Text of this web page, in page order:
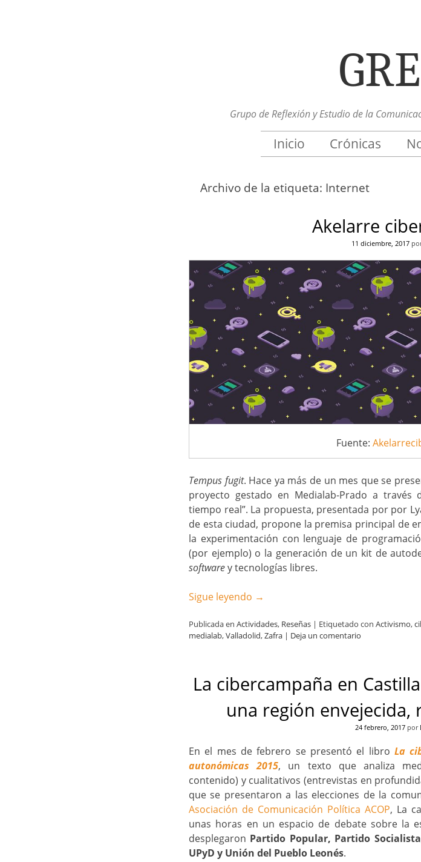
Grupo de Reflexión y Estudio de la
Inicio Crónicas
Archivo de la etiqueta: Internet
Akelarre
11 diciembre, 2017
Fuente:
Tempus fugit. Hace ya más de un mes que se
proyecto gestado en Medialab-Prado a través
tiempo real”. La propuesta, presentada por por
de esta ciudad, propone la premisa principal de
la experimentación con lenguaje de
(por ejemplo) o la generación de un kit de
softwarey tecnologías libres.
Sigue leyendo →
Publicada en Actividades, Reseñas | Etiquetado con Activismo,
medialab,Valladolid,Zafra | Deja un comentario
La cibercampaña en
una región
24 febrero, 2017 por
En el mes de febrero se presentó el libro La
autonómicas 2015, un texto que analiza
contenido) y cualitativos (entrevistas en
que se presentaron a las elecciones de la
Asociación de Comunicación Política ACOP, La
unas horas en un espacio de debate sobre la
desplegaron Partido Popular, Partido
UPyD y Unión del Pueblo Leonés.